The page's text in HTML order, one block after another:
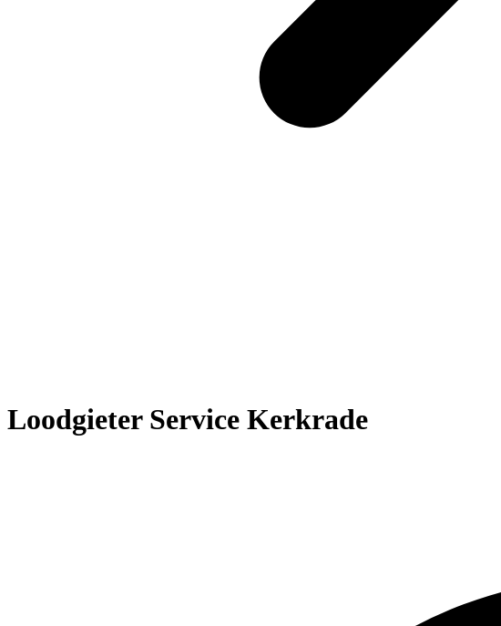
Loodgieter Service Kerkrade